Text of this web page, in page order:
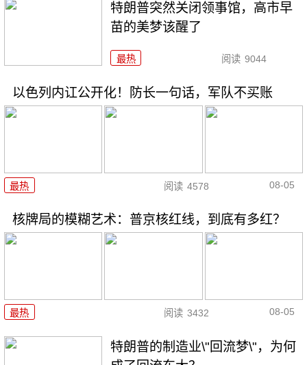
特朗普突然关闭领事馆，高市早
苗的美梦该醒了
最热 阅读 9044
以色列内讧公开化！防长一句话，军队不买账
最热 阅读 4578 08-05
核牌局的模糊艺术：普京核红线，到底有多红？
最热 阅读 3432 08-05
特朗普的制造业\"回流梦\"，为何